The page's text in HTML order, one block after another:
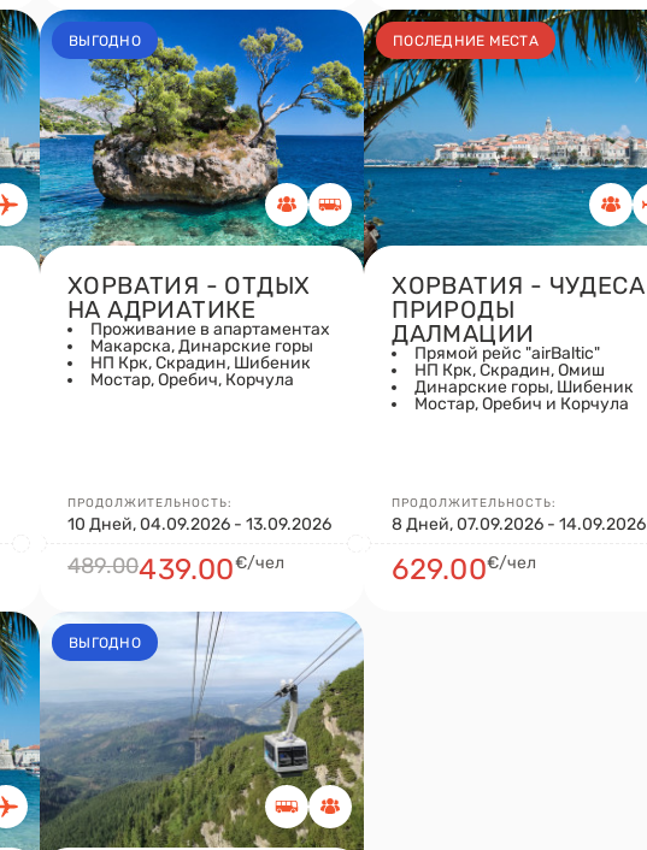
ВЫГОДНО
ХОРВАТИЯ - ОТДЫХ
НА АДРИАТИКЕ
Проживание в апартаментах
Макарска, Динарские горы
НП Крк, Скрадин, Шибеник
Мостар, Оребич, Корчула
ПРОДОЛЖИТЕЛЬНОСТЬ:
10 Дней, 04.09.2026 - 13.09.2026
489.00439.00€/чел
ПОСЛЕДНИЕ МЕСТА
ХОРВАТИЯ - ЧУДЕСА
ПРИРОДЫ
ДАЛМАЦИИ
Прямой рейс "airBaltic"
НП Крк, Скрадин, Омиш
Динарские горы, Шибеник
Мостар, Оребич и Корчула
ПРОДОЛЖИТЕЛЬНОСТЬ:
8 Дней, 07.09.2026 - 14.09.2026
629.00€/чел
ВЫГОДНО